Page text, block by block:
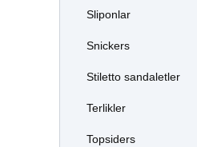
Sliponlar
Snickers
Stiletto sandaletler
Terlikler
Topsiders